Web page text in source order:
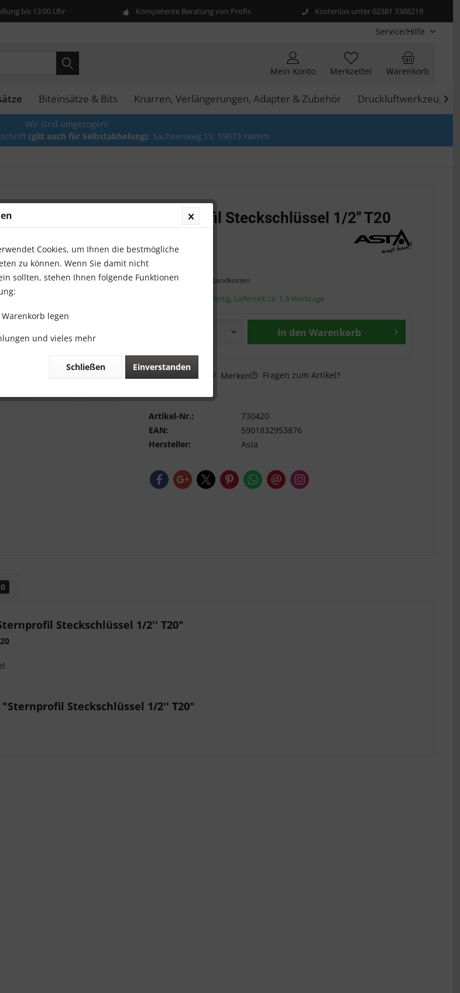
bis 13:00 Uhr Kompetente Beratung von Profis Kostenlos unter 02381 3388219
Service/Hilfe
Warenkorb
Merkzettel
Mein Konto
Biteinsätze & Bits Knarren, Verlängerungen, Adapter & Zubehör Druckluftwerkzeuge

Wir sind umgezogen!
(gilt auch für Selbstabholung): Sachsenweg 15, 59073 Hamm
Sternprofil Steckschlüssel 1/2'' T20
4,00 € *
Inhalt:
inkl. MwSt.
zzgl. Versandkosten
Sofort versandfertig, Lieferzeit ca. 1-3 Werktage
In den Warenkorb
Merken
Fragen zum Artikel?
Artikel-Nr.:
730420
EAN:
5901832953876
Hersteller:
Asta
0
Steckschlüssel 1/2'' T20"
Steckschlüssel 1/2'' T20"
Cookies, um Ihnen die bestmögliche
zu können. Wenn Sie damit nicht
sollten, stehen Ihnen folgende Funktionen
legen
und vieles mehr
Einverstanden
Schließen